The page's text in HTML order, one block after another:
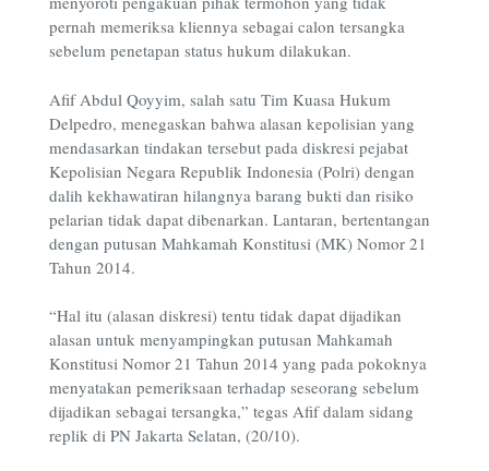
pernah memeriksa kliennya sebagai calon tersangka
sebelum penetapan status hukum dilakukan.
Afif Abdul Qoyyim, salah satu Tim Kuasa Hukum
Delpedro, menegaskan bahwa alasan kepolisian yang
mendasarkan tindakan tersebut pada diskresi pejabat
Kepolisian Negara Republik Indonesia (Polri) dengan
dalih kekhawatiran hilangnya barang bukti dan risiko
pelarian tidak dapat dibenarkan. Lantaran, bertentangan
dengan putusan Mahkamah Konstitusi (MK) Nomor 21
Tahun 2014.
“Hal itu (alasan diskresi) tentu tidak dapat dijadikan
alasan untuk menyampingkan putusan Mahkamah
Konstitusi Nomor 21 Tahun 2014 yang pada pokoknya
menyatakan pemeriksaan terhadap seseorang sebelum
dijadikan sebagai tersangka,” tegas Afif dalam sidang
replik di PN Jakarta Selatan, (20/10).